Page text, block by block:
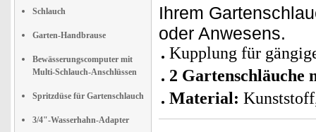
Schlauch
Garten-Handbrause
Bewässerungscomputer mit
Multi-Schlauch-Anschlüssen
Spritzdüse für Gartenschlauch
3/4"-Wasserhahn-Adapter
Ihrem
oder Anwesens.
Kupplung für
2 Gartenschläuche
Material: